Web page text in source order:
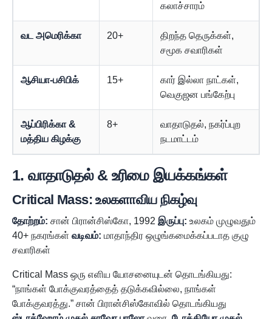
கலாச்சாரம்
வட அமெரிக்கா 20+
திறந்த தெருக்கள்,
சமூக சவாரிகள்
ஆசியா-பசிபிக் 15+
கார் இல்லா நாட்கள்,
வெகுஜன பங்கேற்பு
ஆப்பிரிக்கா &
மத்திய கிழக்கு
8+
வாதாடுதல், நகர்ப்புற
நடமாட்டம்
1. வாதாடுதல் & உரிமை இயக்கங்கள்
Critical Mass: உலகளாவிய நிகழ்வு
தோற்றம்: சான் பிரான்சிஸ்கோ, 1992 இருப்பு: உலகம் முழுவதும்
40+ நகரங்கள் வடிவம்: மாதாந்திர ஒழுங்கமைக்கப்படாத குழு
சவாரிகள்
Critical Mass ஒரு எளிய யோசனையுடன் தொடங்கியது:
“நாங்கள் போக்குவரத்தைத் தடுக்கவில்லை, நாங்கள்
போக்குவரத்து.” சான் பிரான்சிஸ்கோவில் தொடங்கியது